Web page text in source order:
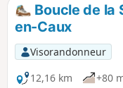
Boucle de la
en-Caux
Visorandonneur
12,16 km
+80